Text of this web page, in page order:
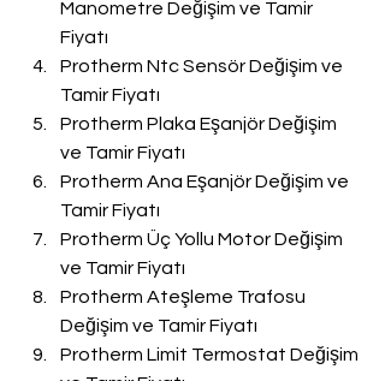
Manometre Değişim ve Tamir
Fiyatı
Protherm Ntc Sensör Değişim ve
Tamir Fiyatı
Protherm Plaka Eşanjör Değişim
ve Tamir Fiyatı
Protherm Ana Eşanjör Değişim ve
Tamir Fiyatı
Protherm Üç Yollu Motor Değişim
ve Tamir Fiyatı
Protherm Ateşleme Trafosu
Değişim ve Tamir Fiyatı
Protherm Limit Termostat Değişim